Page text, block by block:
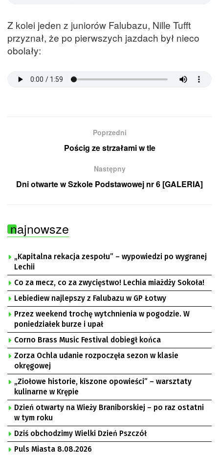
Z kolei jeden z juniorów Falubazu, Nille Tufft
przyznał, że po pierwszych jazdach był nieco
obolały:
Poprzedni
Pościg ze strzałami w tle
Następny
Dni otwarte w Szkole Podstawowej nr 6 [GALERIA]
najnowsze
„Kapitalna rekacja zespołu” – wypowiedzi po wygranej
Lechii
Co za mecz, co za zwycięstwo! Lechia miażdży Sokoła!
Lebiediew najlepszy z Falubazu w GP Łotwy
Przez weekend trochę wytchnienia w pogodzie. W
poniedziałek burze i upał
Corno Brass Music Festival dobiegł końca
Zorza Ochla udanie rozpoczęła sezon w klasie
okręgowej
„Ziołowe historie, kiszone opowieści” – warsztaty
kulinarne w Krępie
Dzień otwarty na Wieży Braniborskiej – po raz ostatni
w tym roku
Dziś obchodzimy Wielki Dzień Pszczół
Puls Miasta 8.08.2026